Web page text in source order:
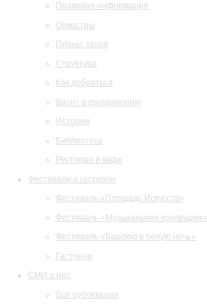
Правовая информация
Оркестры
Планы залов
Структура
Как добраться
Визит в филармонию
История
Библиотека
Ресторан и кафе
Фестивали и гастроли
Фестиваль «Площадь Искусств»
Фестиваль «Музыкальная коллекция»
Фестиваль «Барокко в белую ночь»
Гастроли
СМИ о нас
Все публикации